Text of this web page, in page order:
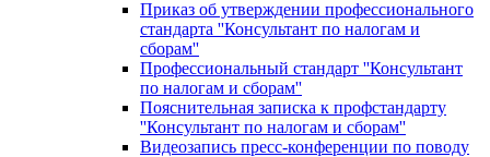
Приказ об утверждении профессионального
стандарта ''Консультант по налогам и
сборам''
Профессиональный стандарт ''Консультант
по налогам и сборам''
Пояснительная записка к профстандарту
''Консультант по налогам и сборам''
Видеозапись пресс-конференции по поводу